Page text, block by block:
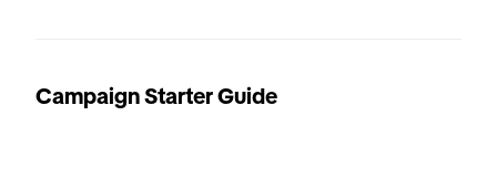
Campaign Starter Guide